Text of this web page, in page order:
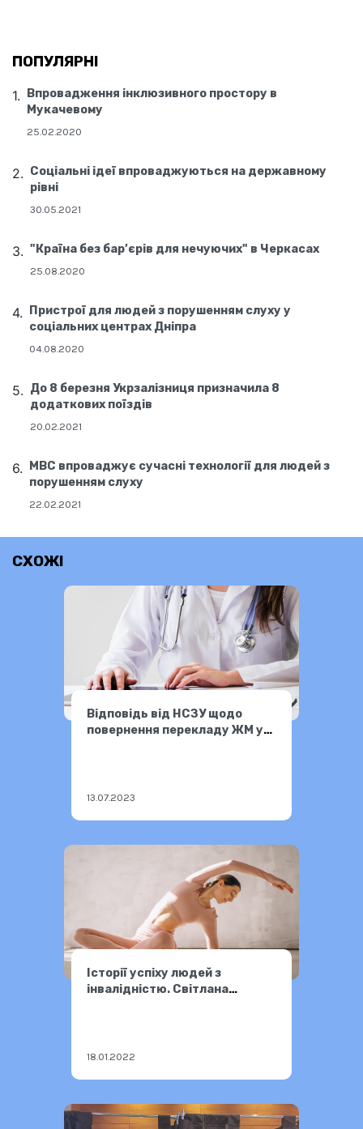
ПОПУЛЯРНІ
Впровадження інклюзивного простору в
Мукачевому
25.02.2020
Соціальні ідеї впроваджуються на державному
рівні
30.05.2021
"Країна без бар’єрів для нечуючих" в Черкасах
25.08.2020
Пристрої для людей з порушенням слуху у
соціальних центрах Дніпра
04.08.2020
До 8 березня Укрзалізниця призначила 8
додаткових поїздів
20.02.2021
МВС впроваджує сучасні технології для людей з
порушенням слуху
22.02.2021
СХОЖІ
Відповідь від НСЗУ щодо
повернення перекладу ЖМ у
13.07.2023
Історії успіху людей з
інвалідністю. Світлана
18.01.2022